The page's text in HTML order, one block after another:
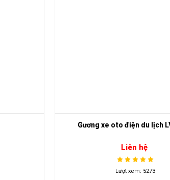
Gương xe oto điện du lịch
Liên hệ
Lượt xem: 5273